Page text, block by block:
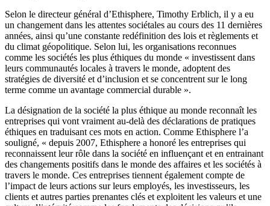
Selon le directeur général d’Ethisphere, Timothy Erblich, il y a eu
un changement dans les attentes sociétales au cours des 11 dernières
années, ainsi qu’une constante redéfinition des lois et règlements et
du climat géopolitique. Selon lui, les organisations reconnues
comme les sociétés les plus éthiques du monde « investissent dans
leurs communautés locales à travers le monde, adoptent des
stratégies de diversité et d’inclusion et se concentrent sur le long
terme comme un avantage commercial durable ».
La désignation de la société la plus éthique au monde reconnaît les
entreprises qui vont vraiment au-delà des déclarations de pratiques
éthiques en traduisant ces mots en action. Comme Ethisphere l’a
souligné, « depuis 2007, Ethisphere a honoré les entreprises qui
reconnaissent leur rôle dans la société en influençant et en entrainant
des changements positifs dans le monde des affaires et les sociétés à
travers le monde. Ces entreprises tiennent également compte de
l’impact de leurs actions sur leurs employés, les investisseurs, les
clients et autres parties prenantes clés et exploitent les valeurs et une